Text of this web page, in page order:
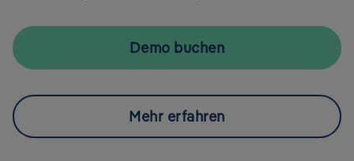
Demo buchen
Mehr erfahren